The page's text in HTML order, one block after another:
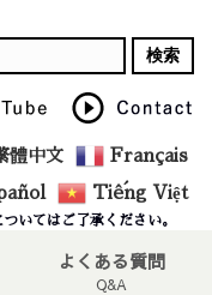
體中文 Français
Tiếng Việt
いてはご了承ください。
よくある質問
Q&A